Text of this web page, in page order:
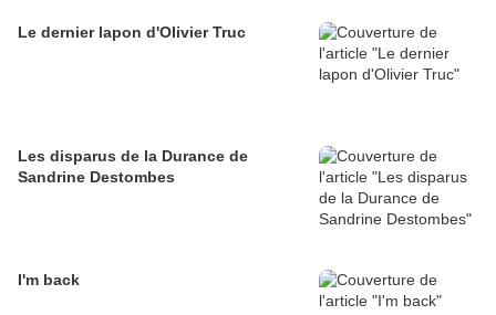
Le dernier lapon d'Olivier Truc
Les disparus de la Durance de
Sandrine Destombes
I'm back